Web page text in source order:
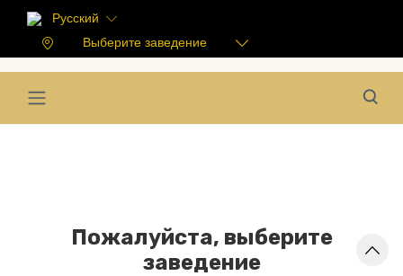
Русский
Выберите заведение
Пожалуйста, выберите
заведение